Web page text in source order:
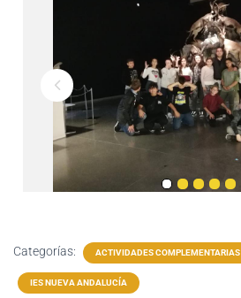
Categorías: ACTIVIDADES COMPLEMENTARIAS
IES NUEVA ANDALUCÍA